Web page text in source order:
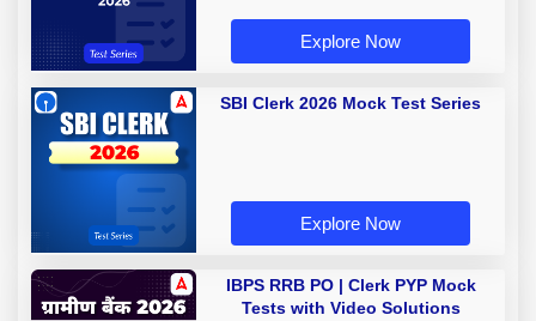
Explore Now
SBI Clerk 2026 Mock Test Series
Explore Now
IBPS RRB PO | Clerk PYP Mock
Tests with Video Solutions